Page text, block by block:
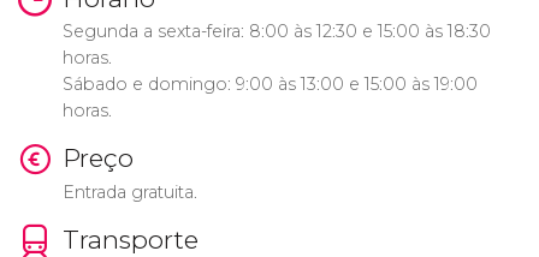
Segunda a sexta-feira: 8:00 às 12:30 e 15:00 às 18:30
horas.
Sábado e domingo: 9:00 às 13:00 e 15:00 às 19:00
horas.
Preço
Entrada gratuita.
Transporte